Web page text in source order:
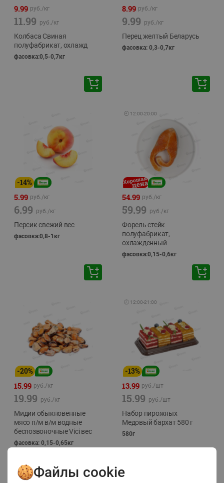
9.99 руб./кг
11.99 руб./кг
Колбаса Свиная
полуфабрикат, охлажд
фасовка:0,5-0,7кг
8.99 руб./кг
9.99 руб./кг
Перец желтый Беларусь
фасовка: 0,3-0,7кг
-14%
5.99 руб./кг
6.99 руб./кг
Персик свежий вес
фасовка:0,8-1кг
🕘 12:00-20:00
54.99 руб./кг
59.99 руб./кг
Форель стейк
полуфабрикат,
охлажденный
фасовка:0,15-0,6кг
-20%
15.99 руб./кг
19.99 руб./кг
Мидии обыкновенные
мясо п/м в/м водные
беспозвоночные Vici вес
фасовка: 0,15-0,65кг
🕘 12:00-21:00
-13%
13.99 руб./шт
15.99 руб./шт
Набор пирожных
Медовый бархат 580 г
580г
Файлы cookie